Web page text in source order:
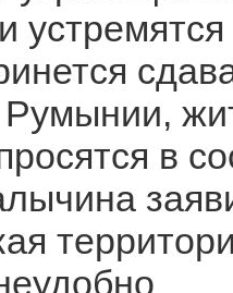
устремятся
Румынии,
в